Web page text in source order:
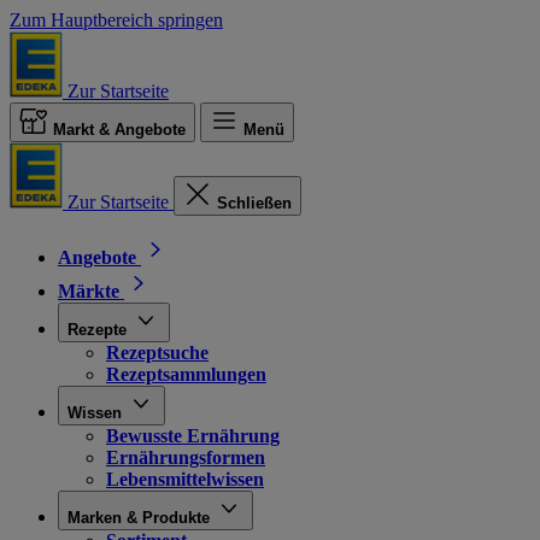
Zum Hauptbereich springen
Zur Startseite
Markt & Angebote Menü
Zur Startseite Schließen
Angebote
Märkte
Rezepte
Rezeptsuche
Rezeptsammlungen
Wissen
Bewusste Ernährung
Ernährungsformen
Lebensmittelwissen
Marken & Produkte